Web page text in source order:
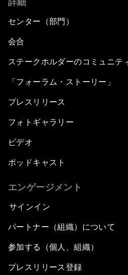
センター（部門）
会合
ステークホルダーのコミュニテ
「フォーラム・ストーリー」
プレスリリース
フォトギャラリー
ビデオ
ポッドキャスト
エンゲージメント
サインイン
パートナー（組織）について
参加する（個人、組織）
プレスリリース登録